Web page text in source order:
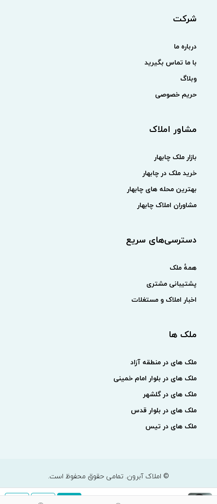
شرکت
درباره ما
با ما تماس بگیرید
وبلاگ
حریم خصوصی
مشاور املاک
بازار ملک چابهار
خرید ملک در چابهار
بهترین محله های چابهار
مشاوران املاک چابهار
دسترسی‌های سریع
همهٔ ملک
پشتیبانی مشتری
اخبار املاک و مستغلات
ملک ها
ملک های در منطقه آزاد
ملک های در بلوار امام خمینی
ملک های در گلشهر
ملک های در بلوار قدس
ملک های در تیس
© املاک آبرون. تمامی حقوق محفوظ است.